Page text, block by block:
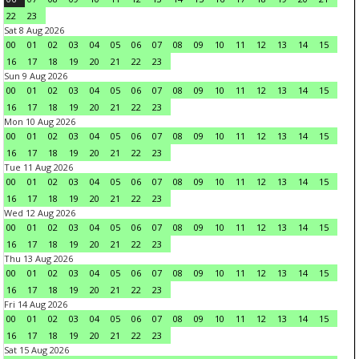
22
23
Sat 8 Aug 2026
00
01 02 03 04 05 06 07 08 09 10 11 12 13 14
15
16
17 18 19 20 21 22
23
Sun 9 Aug 2026
00
01 02 03 04 05 06 07 08 09 10 11 12 13 14
15
16
17 18 19 20 21 22
23
Mon 10 Aug 2026
00
01 02 03 04 05 06 07 08 09 10 11 12 13 14
15
16
17 18 19 20 21 22
23
Tue 11 Aug 2026
00
01 02 03 04 05 06 07 08 09 10 11 12 13 14
15
16
17 18 19 20 21 22
23
Wed 12 Aug 2026
00
01 02 03 04 05 06 07 08 09 10 11 12 13 14
15
16
17 18 19 20 21 22
23
Thu 13 Aug 2026
00
01 02 03 04 05 06 07 08 09 10 11 12 13 14
15
16
17 18 19 20 21 22
23
Fri 14 Aug 2026
00
01 02 03 04 05 06 07 08 09 10 11 12 13 14
15
16
17 18 19 20 21 22
23
Sat 15 Aug 2026